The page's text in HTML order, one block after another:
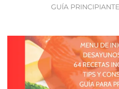
GUÍA